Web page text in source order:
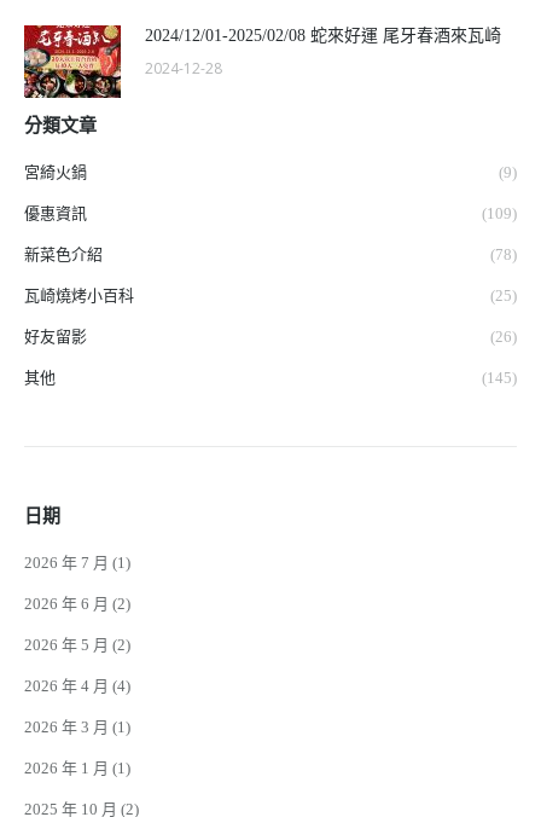
2024/12/01-2025/02/08 蛇來好運 尾牙春酒來瓦崎
2024-12-28
分類文章
宮綺火鍋 (9)
優惠資訊 (109)
新菜色介紹 (78)
瓦崎燒烤小百科 (25)
好友留影 (26)
其他 (145)
日期
2026 年 7 月 (1)
2026 年 6 月 (2)
2026 年 5 月 (2)
2026 年 4 月 (4)
2026 年 3 月 (1)
2026 年 1 月 (1)
2025 年 10 月 (2)